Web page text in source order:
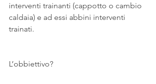
interventi trainanti (cappotto o cambio
caldaia) e ad essi abbini interventi
trainati.
L’obbiettivo?